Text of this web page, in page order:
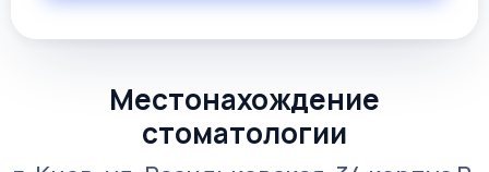
обеспечивают прочную, безопасную,
незаметную фиксацию.
Местонахождение
стоматологии